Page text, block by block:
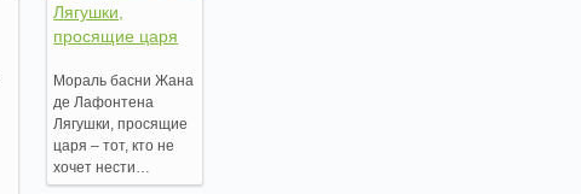
Лягушки,
просящие царя
Мораль басни Жана
де Лафонтена
Лягушки, просящие
царя – тот, кто не
хочет нести…